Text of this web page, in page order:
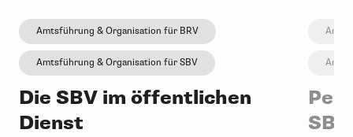
Amtsführung & Organisation für BRV
Amtsführung & Organisation für SBV
Die SBV im öffentlichen
Dienst
SBV